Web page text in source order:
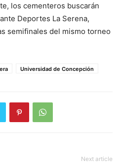
los cementeros buscarán
Deportes La Serena,
semifinales del mismo torneo
Universidad de Concepción
Next article